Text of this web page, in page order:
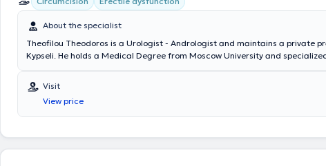
About the specialist
Theofilou Theodoros is a Urologist - Andrologist and maintains a private
Kypseli. He holds a Medical Degree from Moscow University and
Athens "Hippokration". The physician has served as an external
"Errikos Dynan" Hospital and specializes in Oncologic Urology, Endoscopic
Andrology, and Infertility. In his private practice, he offers a wide range of
tailored to the individual needs of each patient.
Visit
View price